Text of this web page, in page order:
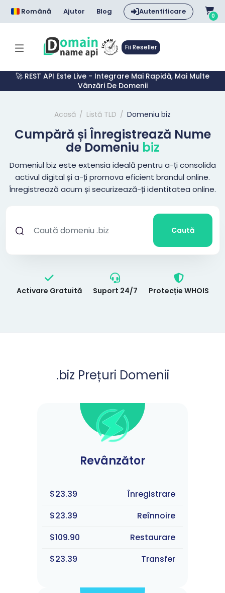
Română Ajutor Blog Autentificare 0
Fii Reseller
🚀 REST API Este Live - Integrare Mai Rapidă, Mai Multe
Vânzări De Domenii
Acasă Listă TLD Domeniu biz
Cumpără și Înregistrează Nume
de Domeniu biz
Domeniul biz este extensia ideală pentru a-ți consolida
activul digital și a-ți promova eficient brandul online.
Înregistrează acum și securizează-ți identitatea online.
Caută
Activare Gratuită Suport 24/7 Protecție WHOIS
.biz Prețuri Domenii
Revânzător
$23.39
Înregistrare
$23.39
Reînnoire
$109.90
Restaurare
$23.39
Transfer